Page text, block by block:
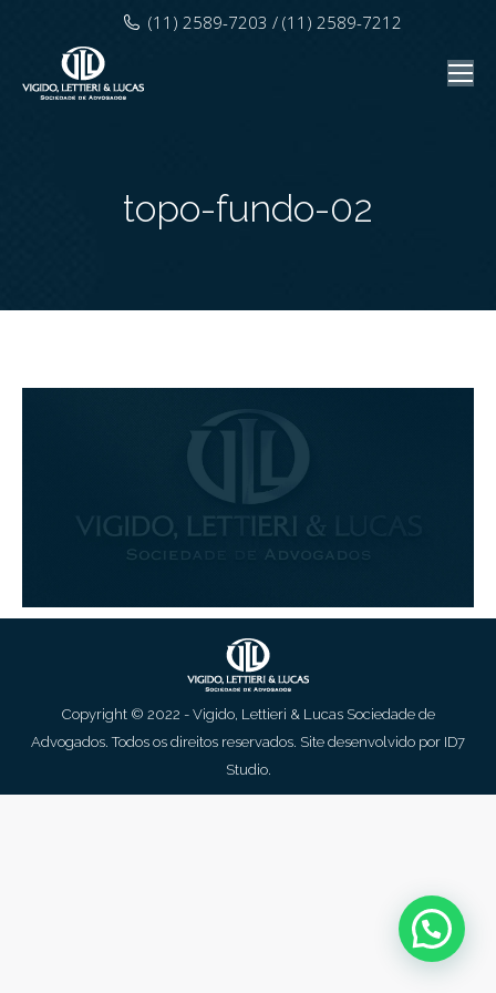
(11) 2589-7203 / (11) 2589-7212
topo-fundo-02
Copyright © 2022 - Vigido, Lettieri & Lucas Sociedade de
Advogados. Todos os direitos reservados. Site desenvolvido por ID7
Studio.